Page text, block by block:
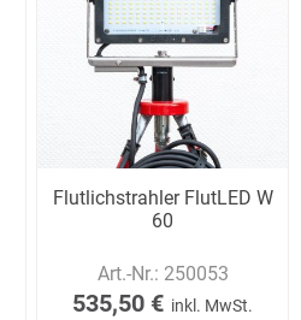
Flutlichstrahler FlutLED W
60
Art.-Nr.: 250053
535,50 € inkl. MwSt.